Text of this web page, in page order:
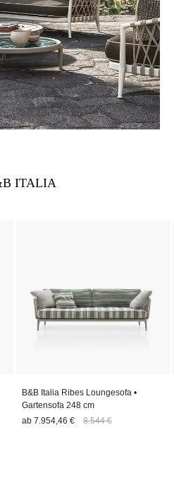
ITALIA
B&B Italia Ribes Loungesofa •
Gartensofa 248 cm
ab 7.954,46 € 8.544 €